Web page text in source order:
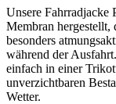
Unsere Fahrradjacke
Membran
besonders
während der
einfach in einer
unverzichtbaren
Wetter.